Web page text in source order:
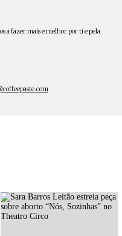
a fazer mais e melhor por ti e pela